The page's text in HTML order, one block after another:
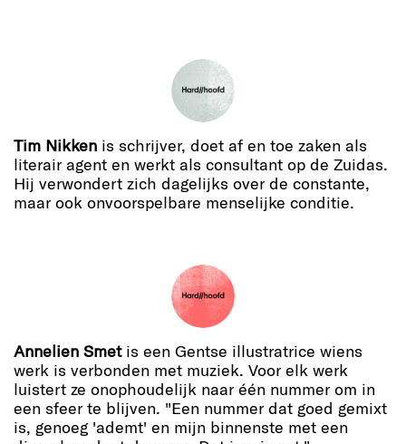
Tim Nikken is schrijver, doet af en toe zaken als
literair agent en werkt als consultant op de Zuidas.
Hij verwondert zich dagelijks over de constante,
maar ook onvoorspelbare menselijke conditie.
Annelien Smetis een Gentse illustratrice wiens
werk is verbonden met muziek. Voor elk werk
luistert ze onophoudelijk naar één nummer om in
een sfeer te blijven. "Een nummer dat goed gemixt
is, genoeg 'ademt' en mijn binnenste met een